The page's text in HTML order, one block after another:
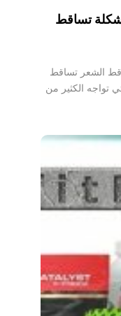
تساقط
الشعر تساقط
تواجه الكثير من